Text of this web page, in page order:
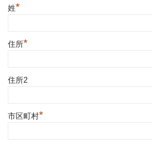
姓*
住所*
住所2
市区町村*